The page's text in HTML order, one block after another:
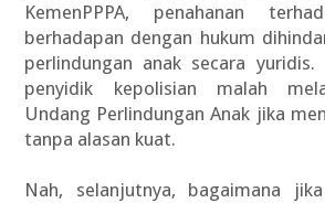
KemenPPPA, penahanan
berhadapan dengan hukum
perlindungan anak secara
penyidik kepolisian malah
Undang Perlindungan Anak jika
tanpa alasan kuat.
Nah, selanjutnya, bagaimana